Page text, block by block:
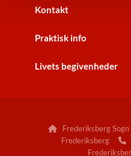
Kontakt
Praktisk info
Livets begivenheder

Frederiksberg
Frederiksberg
